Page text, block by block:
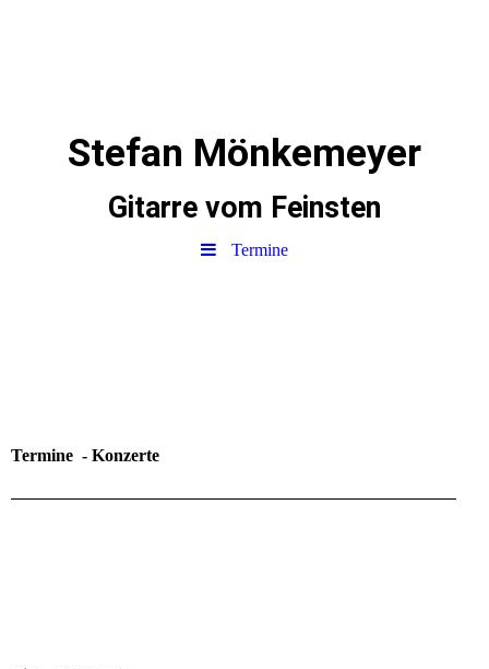
Stefan Mönkemeyer
Gitarre vom Feinsten
Termine
Termine - Konzerte